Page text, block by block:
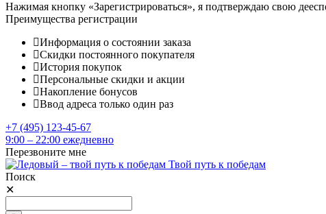
Нажимая кнопку «Зарегистрироваться», я подтверждаю свою
Преимущества регистрации
Информация о состоянии заказа
Скидки постоянного покупателя
История покупок
Персональные скидки и акции
Накопление бонусов
Ввод адреса только один раз
+7 (495) 123-45-67
9:00 – 22:00 ежедневно
Перезвоните мне
Твой путь к победам
Поиск
✕